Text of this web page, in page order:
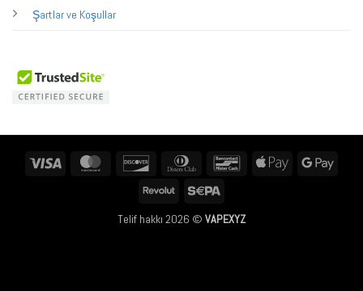
Şartlar ve Koşullar
Visa MasterCard Discover
Dinners
BancontactApple
Revolut
Telif hakkı 2026 © VAPEXYZ